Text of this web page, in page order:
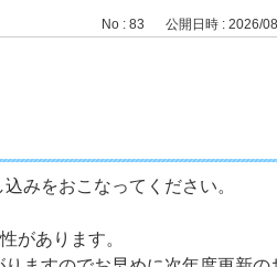
No : 83 公開日時 : 2026/
みをおこなってください。
があります。